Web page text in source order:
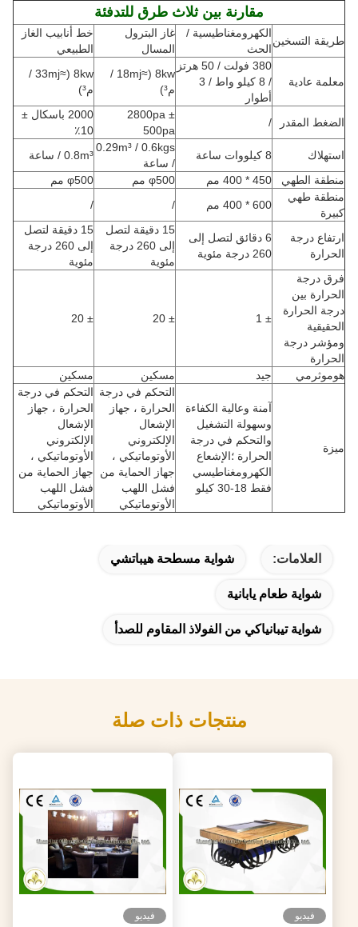
مقارنة بين ثلاث طرق للتدفئة
طريقة التسخين
الكهرومغناطيسية /
الحث
غاز البترول
المسال
خط أنابيب الغاز
الطبيعي
معلمة عادية
380 فولت / 50 هرتز
/ 8 كيلو واط / 3
أطوار
8kw (≈18mj /
م³)
8kw (≈33mj /
م³)
الضغط المقدر /
2800pa ±
500pa
2000 باسكال ±
10٪
استهلاك
8 كيلووات ساعة
0.29m³ / 0.6kgs
/ ساعة
0.8m³ / ساعة
منطقة الطهي
450 * 400 مم φ500 مم
φ500 مم
منطقة طهي
كبيرة
600 * 400 مم /
/
ارتفاع درجة
الحرارة
6 دقائق لتصل إلى
260 درجة مئوية
15 دقيقة لتصل
إلى 260 درجة
مئوية
15 دقيقة لتصل
إلى 260 درجة
مئوية
فرق درجة
الحرارة بين
درجة الحرارة
الحقيقية
ومؤشر درجة
الحرارة
± 1
± 20
± 20
هوموثرمي جيد مسكين مسكين
ميزة
آمنة وعالية الكفاءة
وسهولة التشغيل
والتحكم في درجة
الحرارة ؛الإشعاع
الكهرومغناطيسي
فقط 18-30 كيلو
التحكم في درجة
الحرارة ، جهاز
الإشعال
الإلكتروني
الأوتوماتيكي ،
جهاز الحماية من
فشل اللهب
الأوتوماتيكي
التحكم في درجة
الحرارة ، جهاز
الإشعال
الإلكتروني
الأوتوماتيكي ،
جهاز الحماية من
فشل اللهب
الأوتوماتيكي
العلامات: شواية مسطحة هيباتشي
شواية طعام يابانية
شواية تيبانياكي من الفولاذ المقاوم للصدأ
منتجات ذات صلة
فيديو فيديو